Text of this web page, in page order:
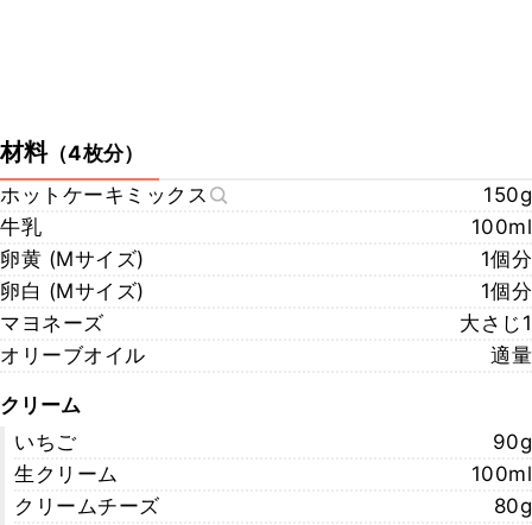
材料（4枚分）
ホットケーキミックス
150g
牛乳
100ml
卵黄 (Mサイズ)
1個分
卵白 (Mサイズ)
1個分
マヨネーズ
大さじ1
オリーブオイル
適量
クリーム
いちご
90g
生クリーム
100ml
クリームチーズ
80g